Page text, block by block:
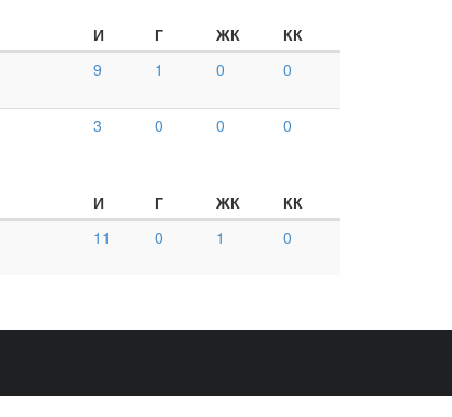
И Г ЖК
КК
9 1 0 0
3 0 0 0
И Г ЖК
КК
11 0 1 0